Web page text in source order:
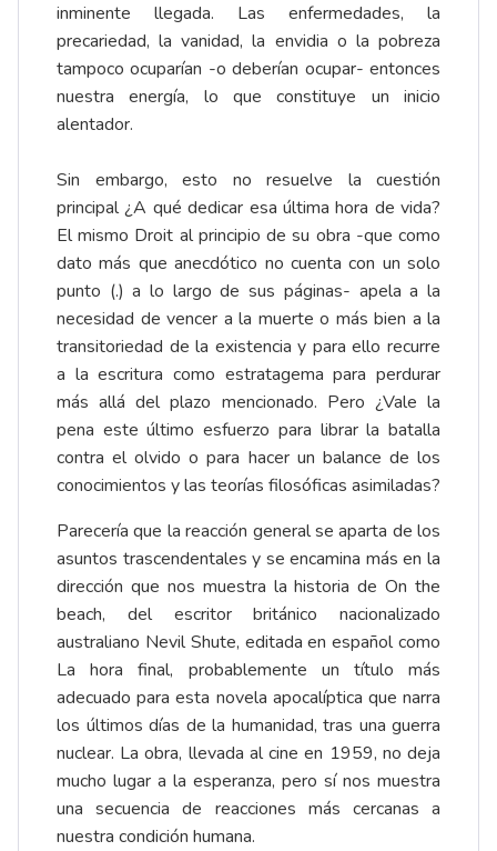
inminente llegada. Las enfermedades, la
precariedad, la vanidad, la envidia o la pobreza
tampoco ocuparían -o deberían ocupar- entonces
nuestra energía, lo que constituye un inicio
alentador.
Sin embargo, esto no resuelve la cuestión
principal ¿A qué dedicar esa última hora de vida?
El mismo Droit al principio de su obra -que como
dato más que anecdótico no cuenta con un solo
punto (.) a lo largo de sus páginas- apela a la
necesidad de vencer a la muerte o más bien a la
transitoriedad de la existencia y para ello recurre
a la escritura como estratagema para perdurar
más allá del plazo mencionado. Pero ¿Vale la
pena este último esfuerzo para librar la batalla
contra el olvido o para hacer un balance de los
conocimientos y las teorías filosóficas asimiladas?
Parecería que la reacción general se aparta de los
asuntos trascendentales y se encamina más en la
dirección que nos muestra la historia de On the
beach, del escritor británico nacionalizado
australiano Nevil Shute, editada en español como
La hora final, probablemente un título más
adecuado para esta novela apocalíptica que narra
los últimos días de la humanidad, tras una guerra
nuclear. La obra, llevada al cine en 1959, no deja
mucho lugar a la esperanza, pero sí nos muestra
una secuencia de reacciones más cercanas a
nuestra condición humana.